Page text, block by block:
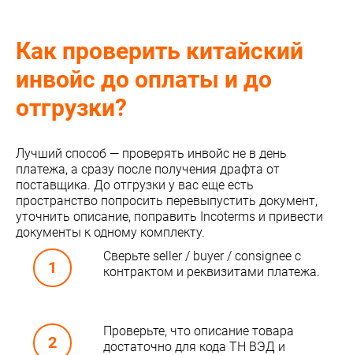
Как проверить китайский
инвойс до оплаты и до
отгрузки?
Лучший способ — проверять инвойс не в день
платежа, а сразу после получения драфта от
поставщика. До отгрузки у вас еще есть
пространство попросить перевыпустить документ,
уточнить описание, поправить Incoterms и привести
документы к одному комплекту.
Сверьте seller / buyer / consignee с
контрактом и реквизитами платежа.
Проверьте, что описание товара
достаточно для кода ТН ВЭД и